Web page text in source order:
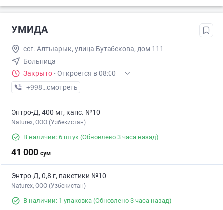
УМИДА
ссг. Алтыарык, улица Бутабекова, дом 111
Больница
Закрыто · Откроется в 08:00
+998 (91) XXX-XX-XX
смотреть
Энтро-Д, 400 мг, капс. №10
Naturex, OOO (Узбекистан)
В наличии: 6 штук (Обновлено 3 часа назад)
41 000 сум
Энтро-Д, 0,8 г, пакетики №10
Naturex, OOO (Узбекистан)
В наличии: 1 упаковка (Обновлено 3 часа назад)